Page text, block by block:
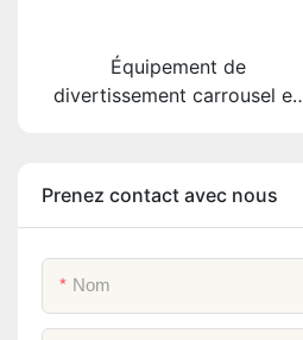
Équipement de
divertissement carrousel en
Prenez contact avec nous
Nom